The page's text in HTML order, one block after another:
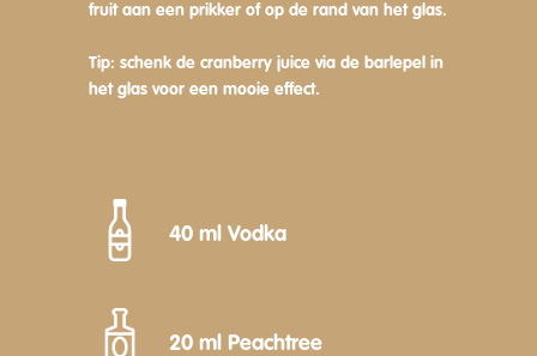
fruit aan een prikker of op de rand van het glas.
Tip: schenk de cranberry juice via de barlepel in
het glas voor een mooie effect.
40 ml Vodka
20 ml Peachtree